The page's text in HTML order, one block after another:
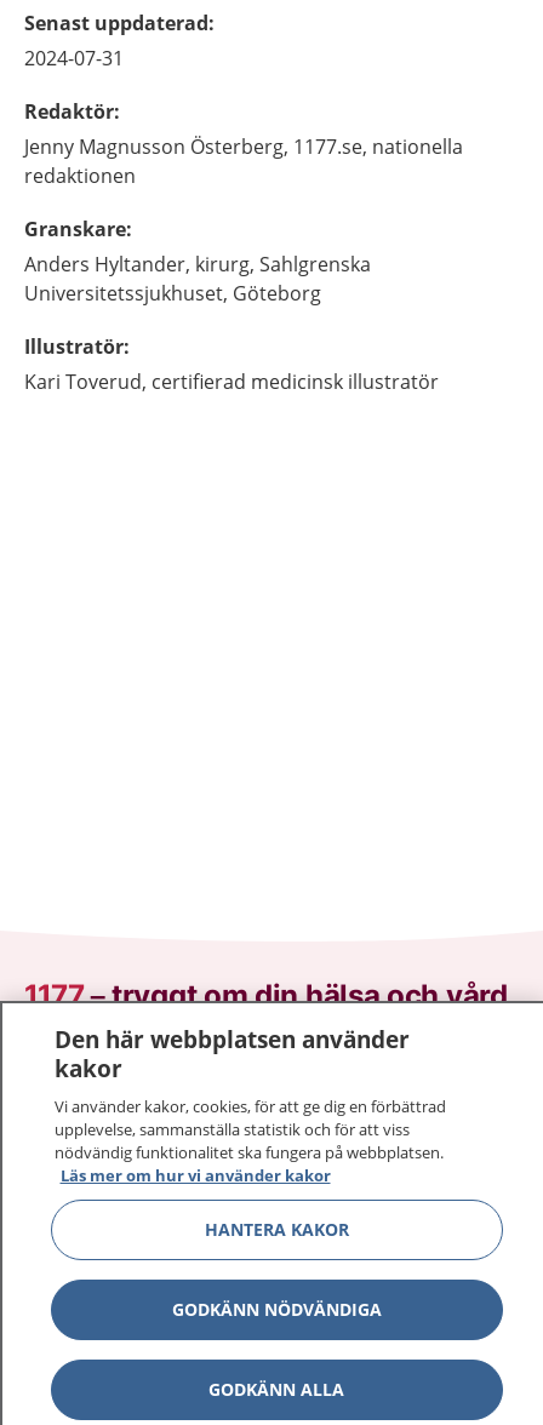
Senast uppdaterad:
2024-07-31
Redaktör:
Jenny Magnusson Österberg, 1177.se, nationella
redaktionen
Granskare:
Anders Hyltander, kirurg, Sahlgrenska
Universitetssjukhuset, Göteborg
Illustratör:
Kari Toverud, certifierad medicinsk illustratör
1177–tryggt om din hälsa och vård
På 1177.se får du råd om hälsa och information om
sjukdomar och vilka mottagningar du kan kontakta.
Logga in för att läsa din journal och göra dina
vårdärenden. Ring telefonnummer 1177 för
sjukvårdsrådgivning dygnet runt.
1177 ger dig råd när du vill må bättre.
1177 på flera språk
Visa
Den här webbplatsen använder
kakor
Vi använder kakor, cookies, för att ge dig en förbättrad
upplevelse, sammanställa statistik och för att viss
nödvändig funktionalitet ska fungera på webbplatsen.
Läs mer om hur vi använder kakor
HANTERA KAKOR
GODKÄNN NÖDVÄNDIGA
GODKÄNN ALLA